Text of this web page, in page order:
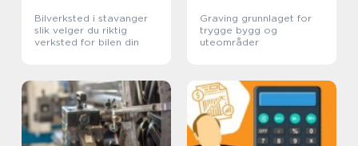
Bilverksted i stavanger
slik velger du riktig
verksted for bilen din
Graving grunnlaget for
trygge bygg og
uteområder